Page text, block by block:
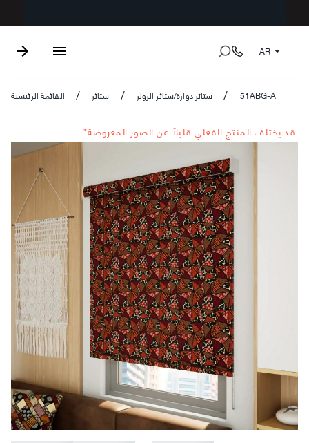
AR
القائمة الرئيسية / ستائر / ستائر دوارة/ستائر الرولر / 51ABG-A
*قد يختلف المنتج الفعلي قليلاً عن الصور المعروضة